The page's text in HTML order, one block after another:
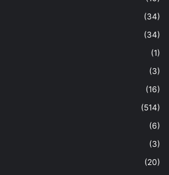
(34)
(34)
(1)
(3)
(16)
(514)
(6)
(3)
(20)